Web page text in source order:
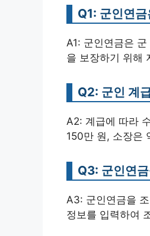
Q1: 군인연
A1: 군인연금은
을 보장하기 위해
Q2: 군인 계
A2: 계급에 따라
150만 원, 소장은
Q3: 군인연
A3: 군인연금을
정보를 입력하여